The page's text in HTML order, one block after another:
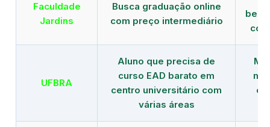
Faculdade
Jardins
Busca graduação online
com preço intermediário
UFBRA
Aluno que precisa de
curso EAD barato em
centro universitário com
várias áreas